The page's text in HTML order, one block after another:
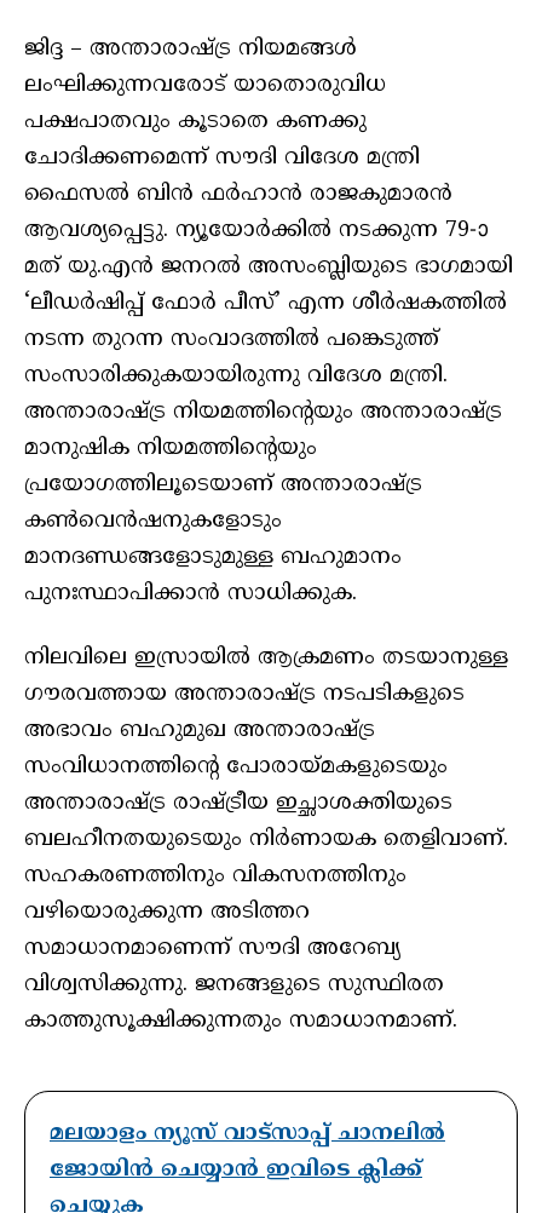
ജിദ്ദ – അന്താരാഷ്ട്ര നിയമങ്ങള്‍
ലംഘിക്കുന്നവരോട് യാതൊരുവിധ
പക്ഷപാതവും കൂടാതെ കണക്കു
ചോദിക്കണമെന്ന് സൗദി വിദേശ മന്ത്രി
ഫൈസല്‍ ബിന്‍ ഫര്‍ഹാന്‍ രാജകുമാരന്‍
ആവശ്യപ്പെട്ടു. ന്യൂയോര്‍ക്കില്‍ നടക്കുന്ന 79-ാ
മത് യു.എന്‍ ജനറല്‍ അസംബ്ലിയുടെ ഭാഗമായി
‘ലീഡര്‍ഷിപ്പ് ഫോര്‍ പീസ്’ എന്ന ശീര്‍ഷകത്തില്‍
നടന്ന തുറന്ന സംവാദത്തില്‍ പങ്കെടുത്ത്
സംസാരിക്കുകയായിരുന്നു വിദേശ മന്ത്രി.
അന്താരാഷ്ട്ര നിയമത്തിന്റെയും അന്താരാഷ്ട്ര
മാനുഷിക നിയമത്തിന്റെയും
പ്രയോഗത്തിലൂടെയാണ് അന്താരാഷ്ട്ര
കണ്‍വെന്‍ഷനുകളോടും
മാനദണ്ഡങ്ങളോടുമുള്ള ബഹുമാനം
പുനഃസ്ഥാപിക്കാന്‍ സാധിക്കുക.
നിലവിലെ ഇസ്രായില്‍ ആക്രമണം തടയാനുള്ള
ഗൗരവത്തായ അന്താരാഷ്ട്ര നടപടികളുടെ
അഭാവം ബഹുമുഖ അന്താരാഷ്ട്ര
സംവിധാനത്തിന്റെ പോരായ്മകളുടെയും
അന്താരാഷ്ട്ര രാഷ്ട്രീയ ഇച്ഛാശക്തിയുടെ
ബലഹീനതയുടെയും നിര്‍ണായക തെളിവാണ്.
സഹകരണത്തിനും വികസനത്തിനും
വഴിയൊരുക്കുന്ന അടിത്തറ
സമാധാനമാണെന്ന് സൗദി അറേബ്യ
വിശ്വസിക്കുന്നു. ജനങ്ങളുടെ സുസ്ഥിരത
കാത്തുസൂക്ഷിക്കുന്നതും സമാധാനമാണ്.
മലയാളം ന്യൂസ് വാട്സാപ്പ് ചാനലിൽ
ജോയിൻ ചെയ്യാൻ ഇവിടെ ക്ലിക്ക്
ചെയ്യുക